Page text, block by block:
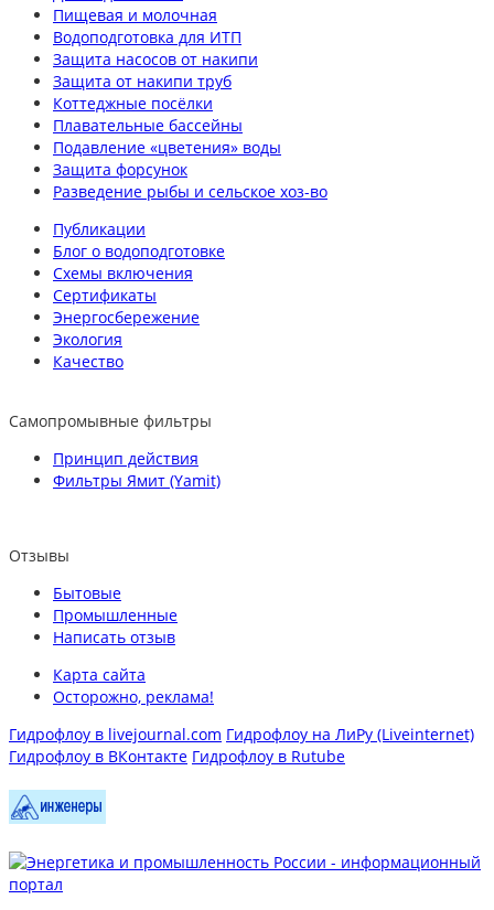
Пищевая и молочная
Водоподготовка для ИТП
Защита насосов от накипи
Защита от накипи труб
Коттеджные посёлки
Плавательные бассейны
Подавление «цветения» воды
Защита форсунок
Разведение рыбы и сельское хоз-во
Публикации
Блог о водоподготовке
Схемы включения
Сертификаты
Энергосбережение
Экология
Качество
Самопромывные фильтры
Принцип действия
Фильтры Ямит (Yamit)
Отзывы
Бытовые
Промышленные
Написать отзыв
Карта сайта
Осторожно, реклама!
Гидрофлоу в livejournal.com Гидрофлоу на ЛиРу (Liveinternet)
Гидрофлоу в ВКонтакте Гидрофлоу в Rutube